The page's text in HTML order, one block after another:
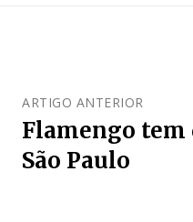
ARTIGO ANTERIOR
Flamengo tem
São Paulo